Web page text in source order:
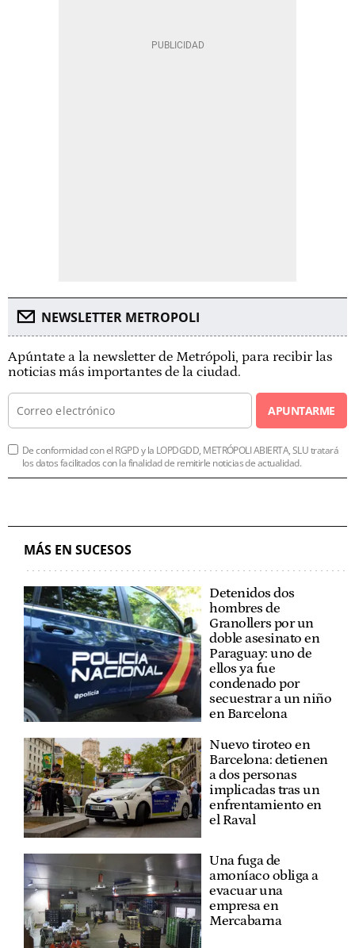
NEWSLETTER METROPOLI
Apúntate a la newsletter de Metrópoli, para recibir las
noticias más importantes de la ciudad.
APUNTARME
De conformidad con el RGPD y la LOPDGDD, METRÓPOLI ABIERTA, SLU tratará
los datos facilitados con la finalidad de remitirle noticias de actualidad.
MÁS EN SUCESOS
Detenidos dos
hombres de
Granollers por un
doble asesinato en
Paraguay: uno de
ellos ya fue
condenado por
secuestrar a un niño
en Barcelona
Nuevo tiroteo en
Barcelona: detienen
a dos personas
implicadas tras un
enfrentamiento en
el Raval
Una fuga de
amoníaco obliga a
evacuar una
empresa en
Mercabarna